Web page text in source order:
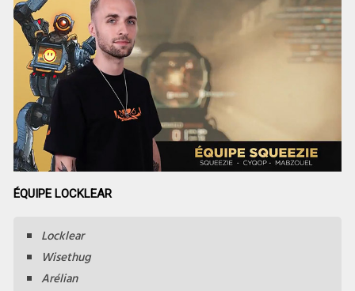
ÉQUIPE LOCKLEAR
Locklear
Wisethug
Arélian